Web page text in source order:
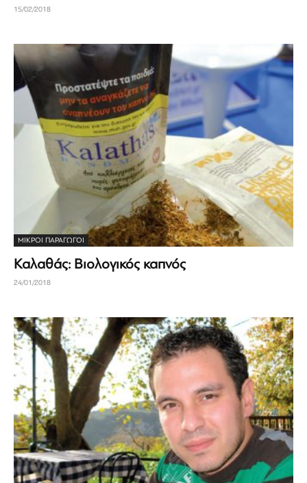
15/02/2018
ΜΙΚΡΟΊ ΠΑΡΑΓΩΓΟΊ
Καλαθάς: Βιολογικός καπνός
24/01/2018